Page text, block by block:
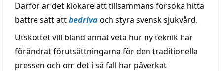
Därför är det klokare att tillsammans försöka hitta
bättre sätt attbedrivaoch styra svensk sjukvård.
Utskottet vill bland annat veta hur ny teknik har
förändrat förutsättningarna för den traditionella
pressen och om det i så fall har påverkat